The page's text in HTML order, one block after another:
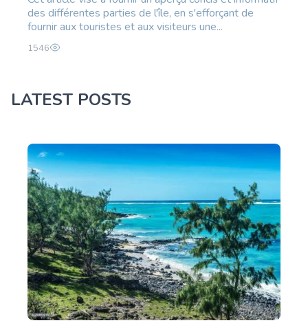
des différentes parties de l'île, en s'efforçant de
fournir aux touristes et aux visiteurs une...
1546
LATEST POSTS